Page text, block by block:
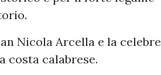
Nicola Arcella e la celebre
costa calabrese.